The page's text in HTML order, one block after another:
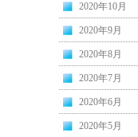
2020年10月
2020年9月
2020年8月
2020年7月
2020年6月
2020年5月